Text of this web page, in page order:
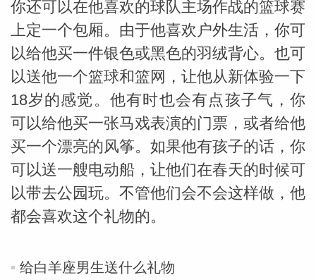
米勒
你还可以在他喜欢的球队主场作战的篮球赛
上定一个包厢。由于他喜欢户外生活，你可
以给他买一件银色或黑色的羽绒背心。也可
以送他一个篮球和篮网，让他从新体验一下
18岁的感觉。他有时也会有点孩子气，你
可以给他买一张马戏表演的门票，或者给他
买一个漂亮的风筝。如果他有孩子的话，你
可以送一艘电动船，让他们在春天的时候可
以带去公园玩。不管他们会不会这样做，他
都会喜欢这个礼物的。
给白羊座男生送什么礼物